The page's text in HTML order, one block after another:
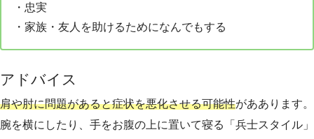
・忠実
・家族・友人を助けるためになんでもする
アドバイス
肩や肘に問題があると症状を悪化させる可能性がああります。
腕を横にしたり、手をお腹の上に置いて寝る「兵士スタイル」